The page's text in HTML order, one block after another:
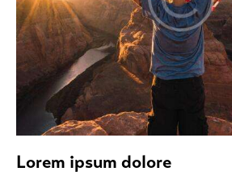
Lorem ipsum dolore